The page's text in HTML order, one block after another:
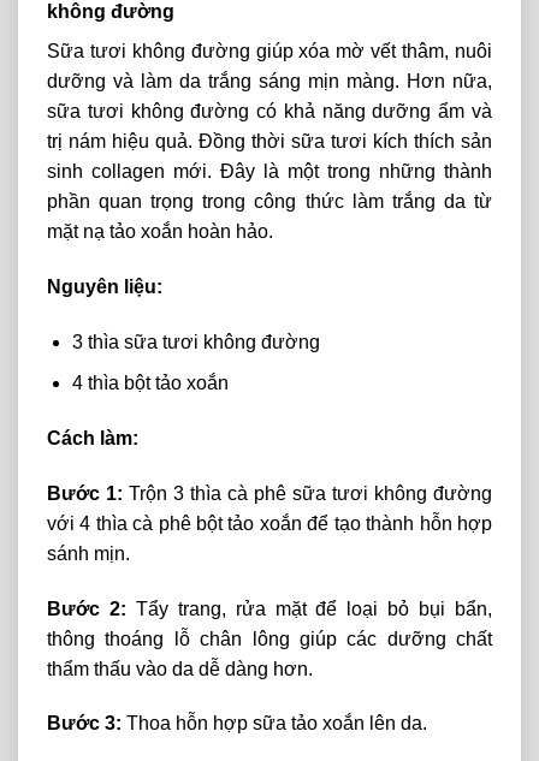
không đường
Sữa tươi không đường giúp xóa mờ vết thâm, nuôi
dưỡng và làm da trắng sáng mịn màng. Hơn nữa,
sữa tươi không đường có khả năng dưỡng ẩm và
trị nám hiệu quả. Đồng thời sữa tươi kích thích sản
sinh collagen mới. Đây là một trong những thành
phần quan trọng trong công thức làm trắng da từ
mặt nạ tảo xoắn hoàn hảo.
Nguyên liệu:
3 thìa sữa tươi không đường
4 thìa bột tảo xoắn
Cách làm:
Bước 1: Trộn 3 thìa cà phê sữa tươi không đường
với 4 thìa cà phê bột tảo xoắn để tạo thành hỗn hợp
sánh mịn.
Bước 2: Tẩy trang, rửa mặt để loại bỏ bụi bẩn,
thông thoáng lỗ chân lông giúp các dưỡng chất
thẩm thấu vào da dễ dàng hơn.
Bước 3: Thoa hỗn hợp sữa tảo xoắn lên da.